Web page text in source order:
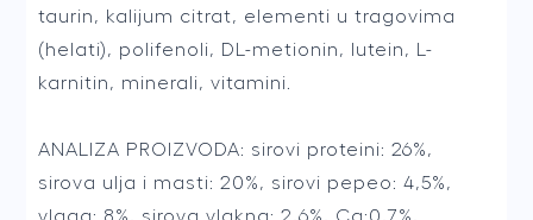
taurin, kalijum citrat, elementi u tragovima
(helati), polifenoli, DL-metionin, lutein, L-
karnitin, minerali, vitamini.
ANALIZA PROIZVODA: sirovi proteini: 26%,
sirova ulja i masti: 20%, sirovi pepeo: 4,5%,
vlaga: 8%, sirova vlakna: 2,6%, Ca:0,7%,